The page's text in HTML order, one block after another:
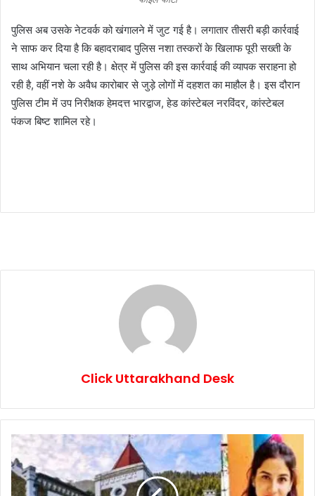
पुलिस अब उसके नेटवर्क को खंगालने में जुट गई है। लगातार तीसरी बड़ी कार्रवाई
ने साफ कर दिया है कि बहादराबाद पुलिस नशा तस्करों के खिलाफ पूरी सख्ती के
साथ अभियान चला रही है। क्षेत्र में पुलिस की इस कार्रवाई की व्यापक सराहना हो
रही है, वहीं नशे के अवैध कारोबार से जुड़े लोगों में दहशत का माहौल है। इस दौरान
पुलिस टीम में उप निरीक्षक हेमदत्त भारद्वाज, हेड कांस्टेबल नरविंदर, कांस्टेबल
पंकज बिष्ट शामिल रहे।
Click Uttarakhand Desk